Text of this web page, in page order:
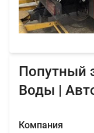
Попутный
Воды |
Компания